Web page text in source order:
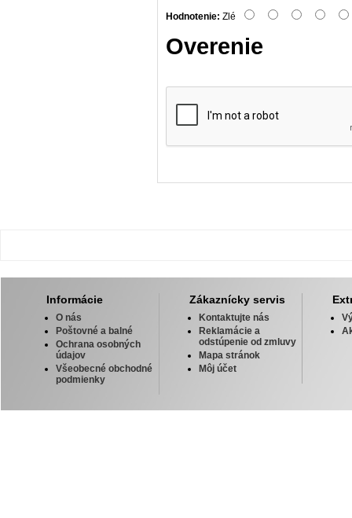
Hodnotenie: Zlé
Overenie
Informácie
O nás
Poštovné a balné
Ochrana osobných
údajov
Všeobecné obchodné
podmienky
Zákaznícky servis
Kontaktujte nás
Reklamácie a
odstúpenie od zmluvy
Mapa stránok
Môj účet